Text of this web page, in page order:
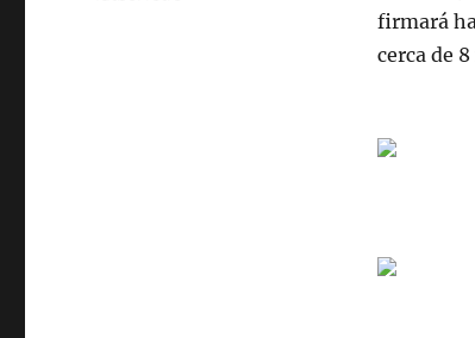
firmará
cerca de